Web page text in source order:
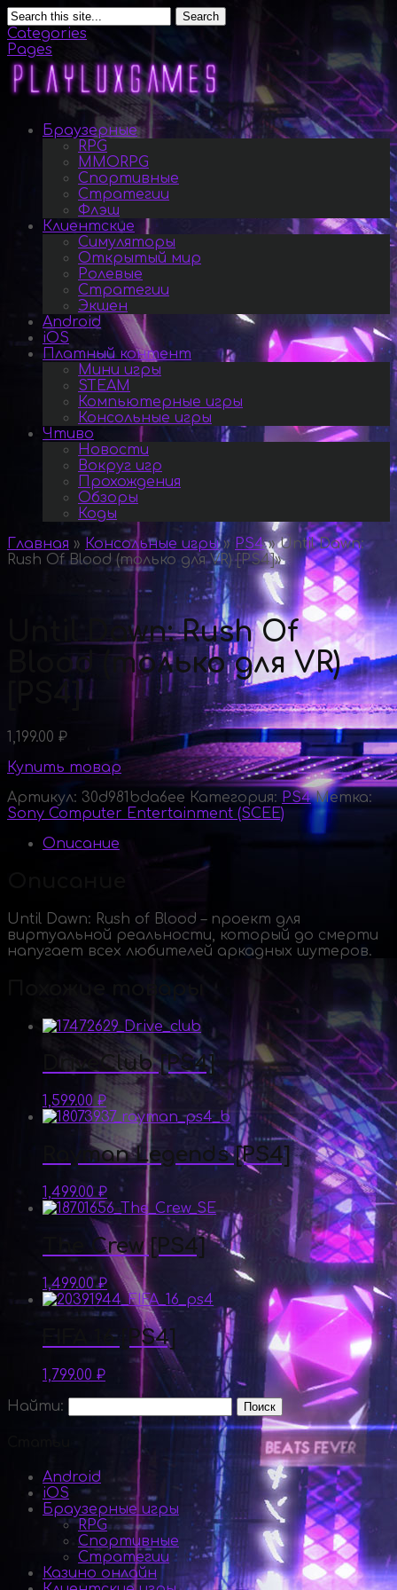
Search
Categories
Pages
Браузерные
RPG
MMORPG
Спортивные
Стратегии
Флэш
Клиентские
Симуляторы
Открытый мир
Ролевые
Стратегии
Экшен
Android
iOS
Платный контент
Мини игры
STEAM
Компьютерные игры
Консольные игры
Чтиво
Новости
Вокруг игр
Прохождения
Обзоры
Коды
Главная » Консольные игры » PS4 »Until Dawn:
Rush Of Blood (только для VR) [PS4]»
Until Dawn: Rush Of
Blood (только для VR)
[PS4]
1,199.00 ₽
Купить товар
Артикул: 30d981bda6ee Категория: PS4 Метка:
Sony Computer Entertainment (SCEE)
Описание
Until Dawn: Rush of Blood – проект для
виртуальной реальности, который до смерти
напугает всех любителей аркадных шутеров.
DriveClub [PS4]
1,599.00 ₽
Rayman Legends [PS4]
1,499.00 ₽
The Crew [PS4]
1,499.00₽
FIFA 16 [PS4]
1,799.00 ₽
Найти:
Android
iOS
Браузерные игры
RPG
Спортивные
Стратегии
Казино онлайн